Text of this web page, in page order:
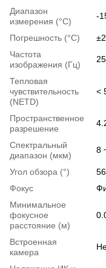
Диапазон
измерения (°C)
-
Погрешность (°C)
Частота
изображения (Гц)
Тепловая
чувствительность
(NETD)
<
Пространственное
разрешение
Спектральный
диапазон (мкм)
8
Угол обзора (°)
Фокус
Минимальное
фокусное
расстояние (м)
Встроенная
камера